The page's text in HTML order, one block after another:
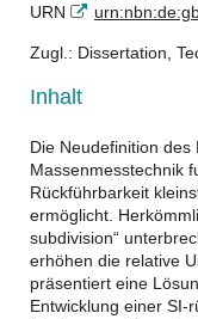
URN
Zugl.: Dissertation,
Inhalt
Die Neudefinition
Massenmesstechnik
Rückführbarkeit
ermöglicht.
subdivision“
erhöhen die relative
präsentiert eine
Entwicklung einer SI-